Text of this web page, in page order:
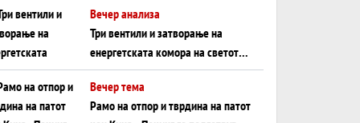
Вечер анализа
Три вентили и затворање на
енергетската комора на светот:
Нападот во Суец најавува
глобален енергетски инфаркт?
Вечер тема
Рамо на отпор и тврдина на патот